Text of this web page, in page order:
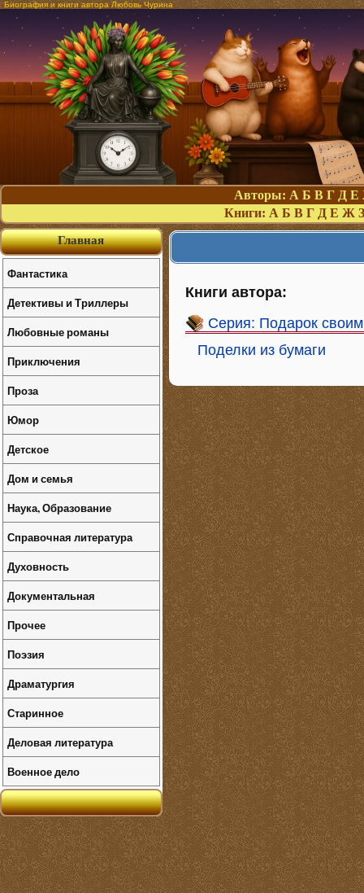
Биография и книги автора Любовь Чурина
Авторы: А Б В Г Д Е
Книги: А Б В Г Д Е Ж З
Книги автора:
Серия: Подарок
Поделки из бумаги
Главная
Фантастика
Детективы и Триллеры
Любовные романы
Приключения
Проза
Юмор
Детское
Дом и семья
Наука, Образование
Справочная литература
Духовность
Документальная
Прочее
Поэзия
Драматургия
Старинное
Деловая литература
Военное дело